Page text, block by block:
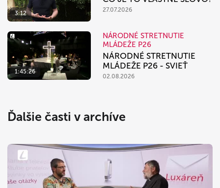
3:12
27.07.2026
1:45:26
NÁRODNÉ STRETNUTIE
MLÁDEŽE P26
NÁRODNÉ STRETNUTIE
MLÁDEŽE P26 - SVIEŤ
02.08.2026
Ďalšie časti v archíve